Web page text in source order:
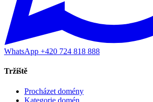
WhatsApp +420 724 818 888
Tržiště
Procházet domény
Kategorie domén